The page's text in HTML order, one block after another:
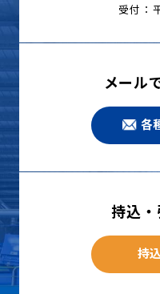
受付：
メール
各
持込
持